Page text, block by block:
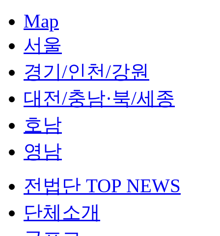
Map
서울
경기/인천/강원
대전/충남·북/세종
호남
영남
전법단 TOP NEWS
단체소개